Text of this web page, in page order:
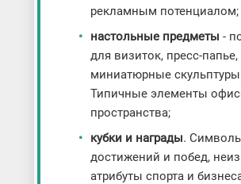
рекламным потенциалом;
настольные предметы -
для визиток, пресс-папье,
миниатюрные
Типичные элементы
пространства;
кубки и награды.
достижений и побед,
атрибуты спорта и